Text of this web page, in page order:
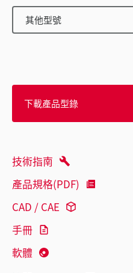
其他型號
下載產品型錄
技術指南
產品規格(PDF)
CAD / CAE
手冊
軟體